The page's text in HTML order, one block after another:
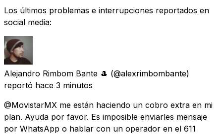
Los últimos problemas e interrupciones reportados en
social media:
Alejandro Rimbom Bante 🎩 (@alexrimbombante)
reportó hace 3 minutos
@MovistarMX me están haciendo un cobro extra en mi
plan. Ayuda por favor. Es imposible enviarles mensaje
por WhatsApp o hablar con un operador en el 611